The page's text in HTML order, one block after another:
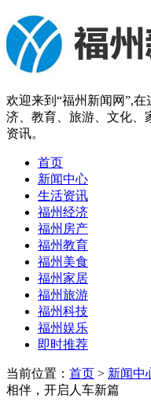
欢迎来到“福州新闻网”,
济、教育、旅游、文化、
资讯。
首页
新闻中心
生活资讯
福州经济
福州房产
福州教育
福州美食
福州家居
福州旅游
福州科技
福州娱乐
即时推荐
当前位置： 首页 > 新闻中
相伴，开启人车新篇